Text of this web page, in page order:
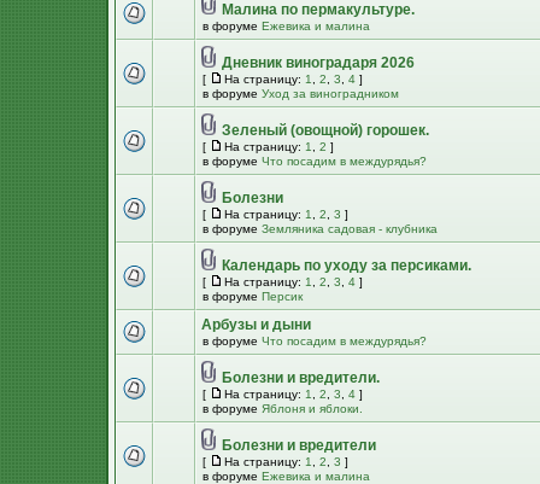
Малина по пермакультуре.
в форуме Ежевика и малина
Дневник виноградаря 2026
[ На страницу: 1 2 3 4 ]
в форуме Уход за виноградником
Зеленый (овощной) горошек.
[ На страницу: 1 2 ]
в форуме Что посадим в междурядья?
Болезни
[ На страницу: 1 2 3 ]
в форуме Земляника садовая - клубника
Календарь по уходу за персиками.
[ На страницу: 1 2 3 4 ]
в форуме Персик
Арбузы и дыни
в форуме Что посадим в междурядья?
Болезни и вредители.
[ На страницу: 1 2 3 4 ]
в форуме Яблоня и яблоки.
Болезни и вредители
[ На страницу: 1 2 3 ]
в форуме Ежевика и малина